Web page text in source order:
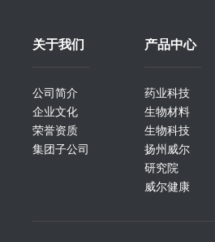
关于我们
公司简介
企业文化
荣誉资质
集团子公司
产品中心
药业科技
生物材料
生物科技
扬州威尔
研究院
威尔健康